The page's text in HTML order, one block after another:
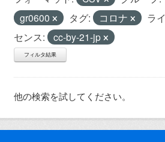
gr0600
タグ: コロナ
ライ
センス:
cc-by-21-jp
フィルタ結果
他の検索を試してください。